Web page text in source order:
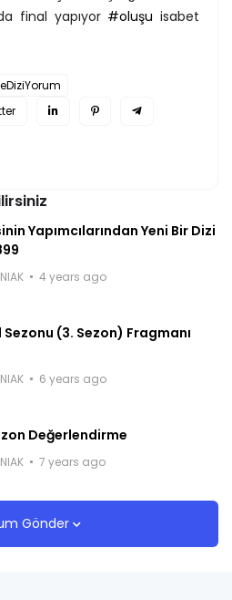
final yapıyor #oluşu isabet
Yapımcılarından Yeni Bir Dizi
4 years ago
Sezonu (3. Sezon) Fragmanı
6 years ago
Değerlendirme
7 years ago
Gönder